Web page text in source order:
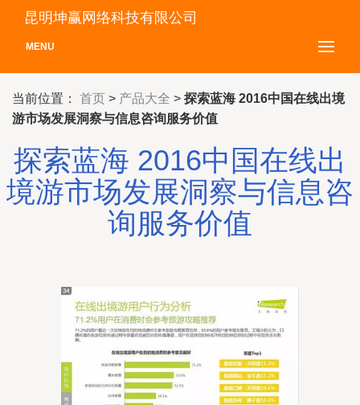
昆明坤赢网络科技有限公司
MENU
当前位置： 首页 > 产品大全 > 探索蓝海 2016中国在线出境
游市场发展洞察与信息咨询服务价值
探索蓝海 2016中国在线出
境游市场发展洞察与信息咨
询服务价值